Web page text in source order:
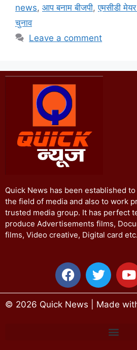
news, आप बनाम बीजपी,एमसीडी
चुनाव
Leave a comment
Quick News has been established
the field of media and also to work
trusted media group. It has perfect
produce Advertisements films,
films, Video creative, Digital card etc.
© 2026 Quick News | Made